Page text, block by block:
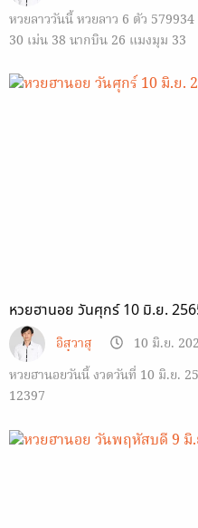
หวยลาววันนี้ หวยลาว 6 ตัว
30 เม่น 38 นากบิน 26 แมงมุม 33
หวยฮานอย วันศุกร์ 10 มิ.ย.
อิสฺวาสุ
10 มิ.ย.
หวยฮานอยวันนี้ งวดวันที่ 10 มิ.ย.
12397